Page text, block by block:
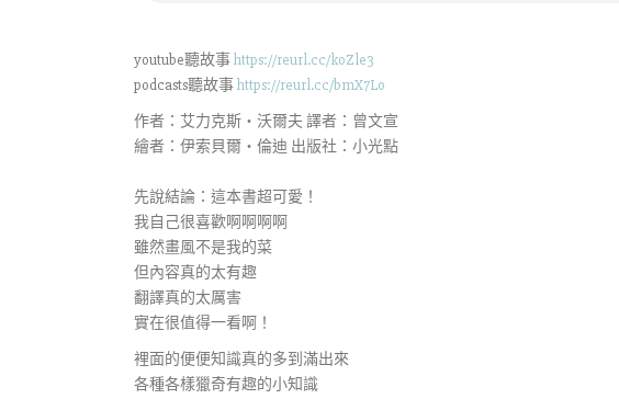
youtube聽故事https://reurl.cc/koZle3
podcasts聽故事https://reurl.cc/bmX7Lo
作者：艾力克斯‧沃爾夫 譯者：曾文宣
繪者：伊索貝爾‧倫迪 出版社：小光點
先說結論：這本書超可愛！
我自己很喜歡啊啊啊啊
雖然畫風不是我的菜
但內容真的太有趣
翻譯真的太厲害
實在很值得一看啊！
裡面的便便知識真的多到滿出來
各種各樣獵奇有趣的小知識